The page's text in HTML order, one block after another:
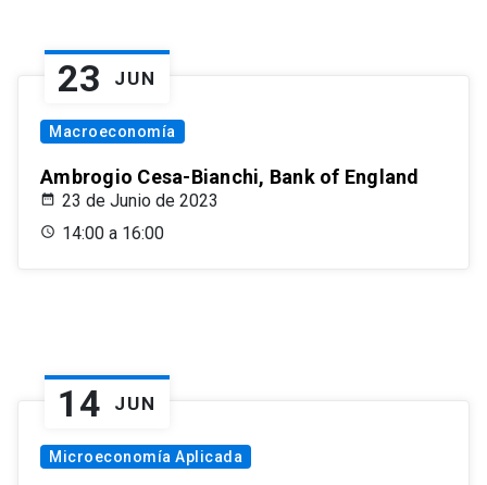
23 JUN
Macroeconomía
Ambrogio Cesa-Bianchi, Bank of England
23 de Junio de 2023
14:00 a 16:00
14 JUN
Microeconomía Aplicada